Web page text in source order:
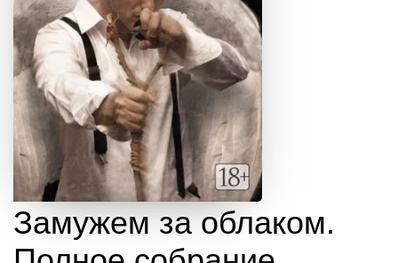
Замужем за облаком.